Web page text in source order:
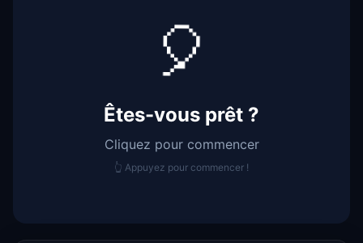
🎈
Êtes-vous prêt ?
Cliquez pour commencer
👆 Appuyez pour commencer !